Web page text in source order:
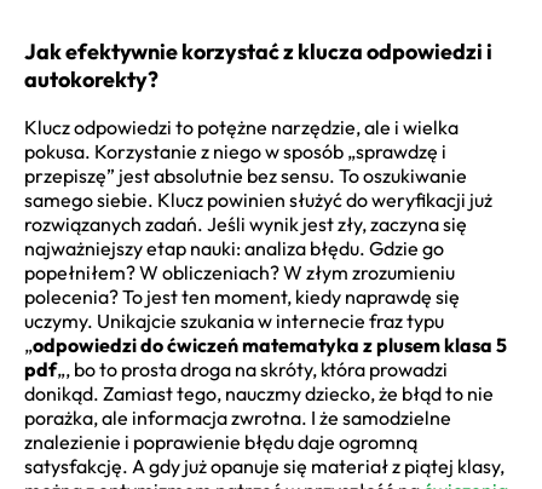
Jak efektywnie korzystać z klucza odpowiedzi i
autokorekty?
Klucz odpowiedzi to potężne narzędzie, ale i wielka
pokusa. Korzystanie z niego w sposób „sprawdzę i
przepiszę” jest absolutnie bez sensu. To oszukiwanie
samego siebie. Klucz powinien służyć do weryfikacji już
rozwiązanych zadań. Jeśli wynik jest zły, zaczyna się
najważniejszy etap nauki: analiza błędu. Gdzie go
popełniłem? W obliczeniach? W złym zrozumieniu
polecenia? To jest ten moment, kiedy naprawdę się
uczymy. Unikajcie szukania w internecie fraz typu
„odpowiedzi do ćwiczeń matematyka z plusem klasa 5
pdf„, bo to prosta droga na skróty, która prowadzi
donikąd. Zamiast tego, nauczmy dziecko, że błąd to nie
porażka, ale informacja zwrotna. I że samodzielne
znalezienie i poprawienie błędu daje ogromną
satysfakcję. A gdy już opanuje się materiał z piątej klasy,